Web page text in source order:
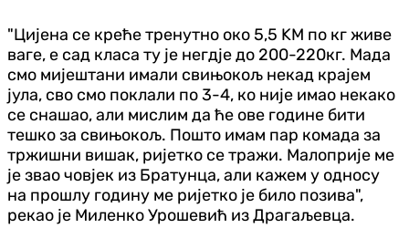
"Цијена се креће тренутно око 5,5 KМ по кг живе
ваге, е сад класа ту је негдје до 200-220кг. Мада
смо мијештани имали свињокољ некад крајем
јула, сво смо поклали по 3-4, ко није имао некако
се снашао, али мислим да ће ове године бити
тешко за свињокољ. Пошто имам пар комада за
тржишни вишак, ријетко се тражи. Малоприје ме
је звао човјек из Братунца, али кажем у односу
на прошлу годину ме ријетко је било позива",
рекао је Миленко Урошевић из Драгаљевца.